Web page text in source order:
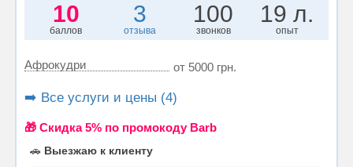
10
баллов
3
отзыва
100
звонков
19 л.
опыт
Афрокудри от 5000 грн.
➡️ Все услуги и цены (4)
🎁 Cкидка 5% по промокоду Barb
🚗 Выезжаю к клиенту